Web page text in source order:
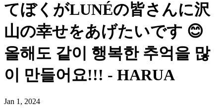
てぼくがLUNÉの皆さんに沢
山の幸せをあげたいです 😊
올해도 같이 행복한 추억을 많
이 만들어요!!! - HARUA
Jan 1, 2024